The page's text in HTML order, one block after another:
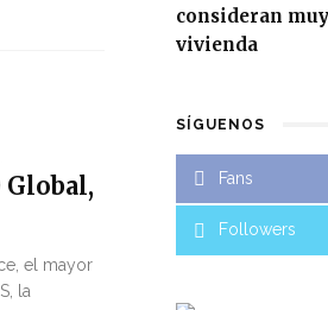
Global,
el mayor
la
consideran
vivienda
SÍGUENOS
Fans
Followers